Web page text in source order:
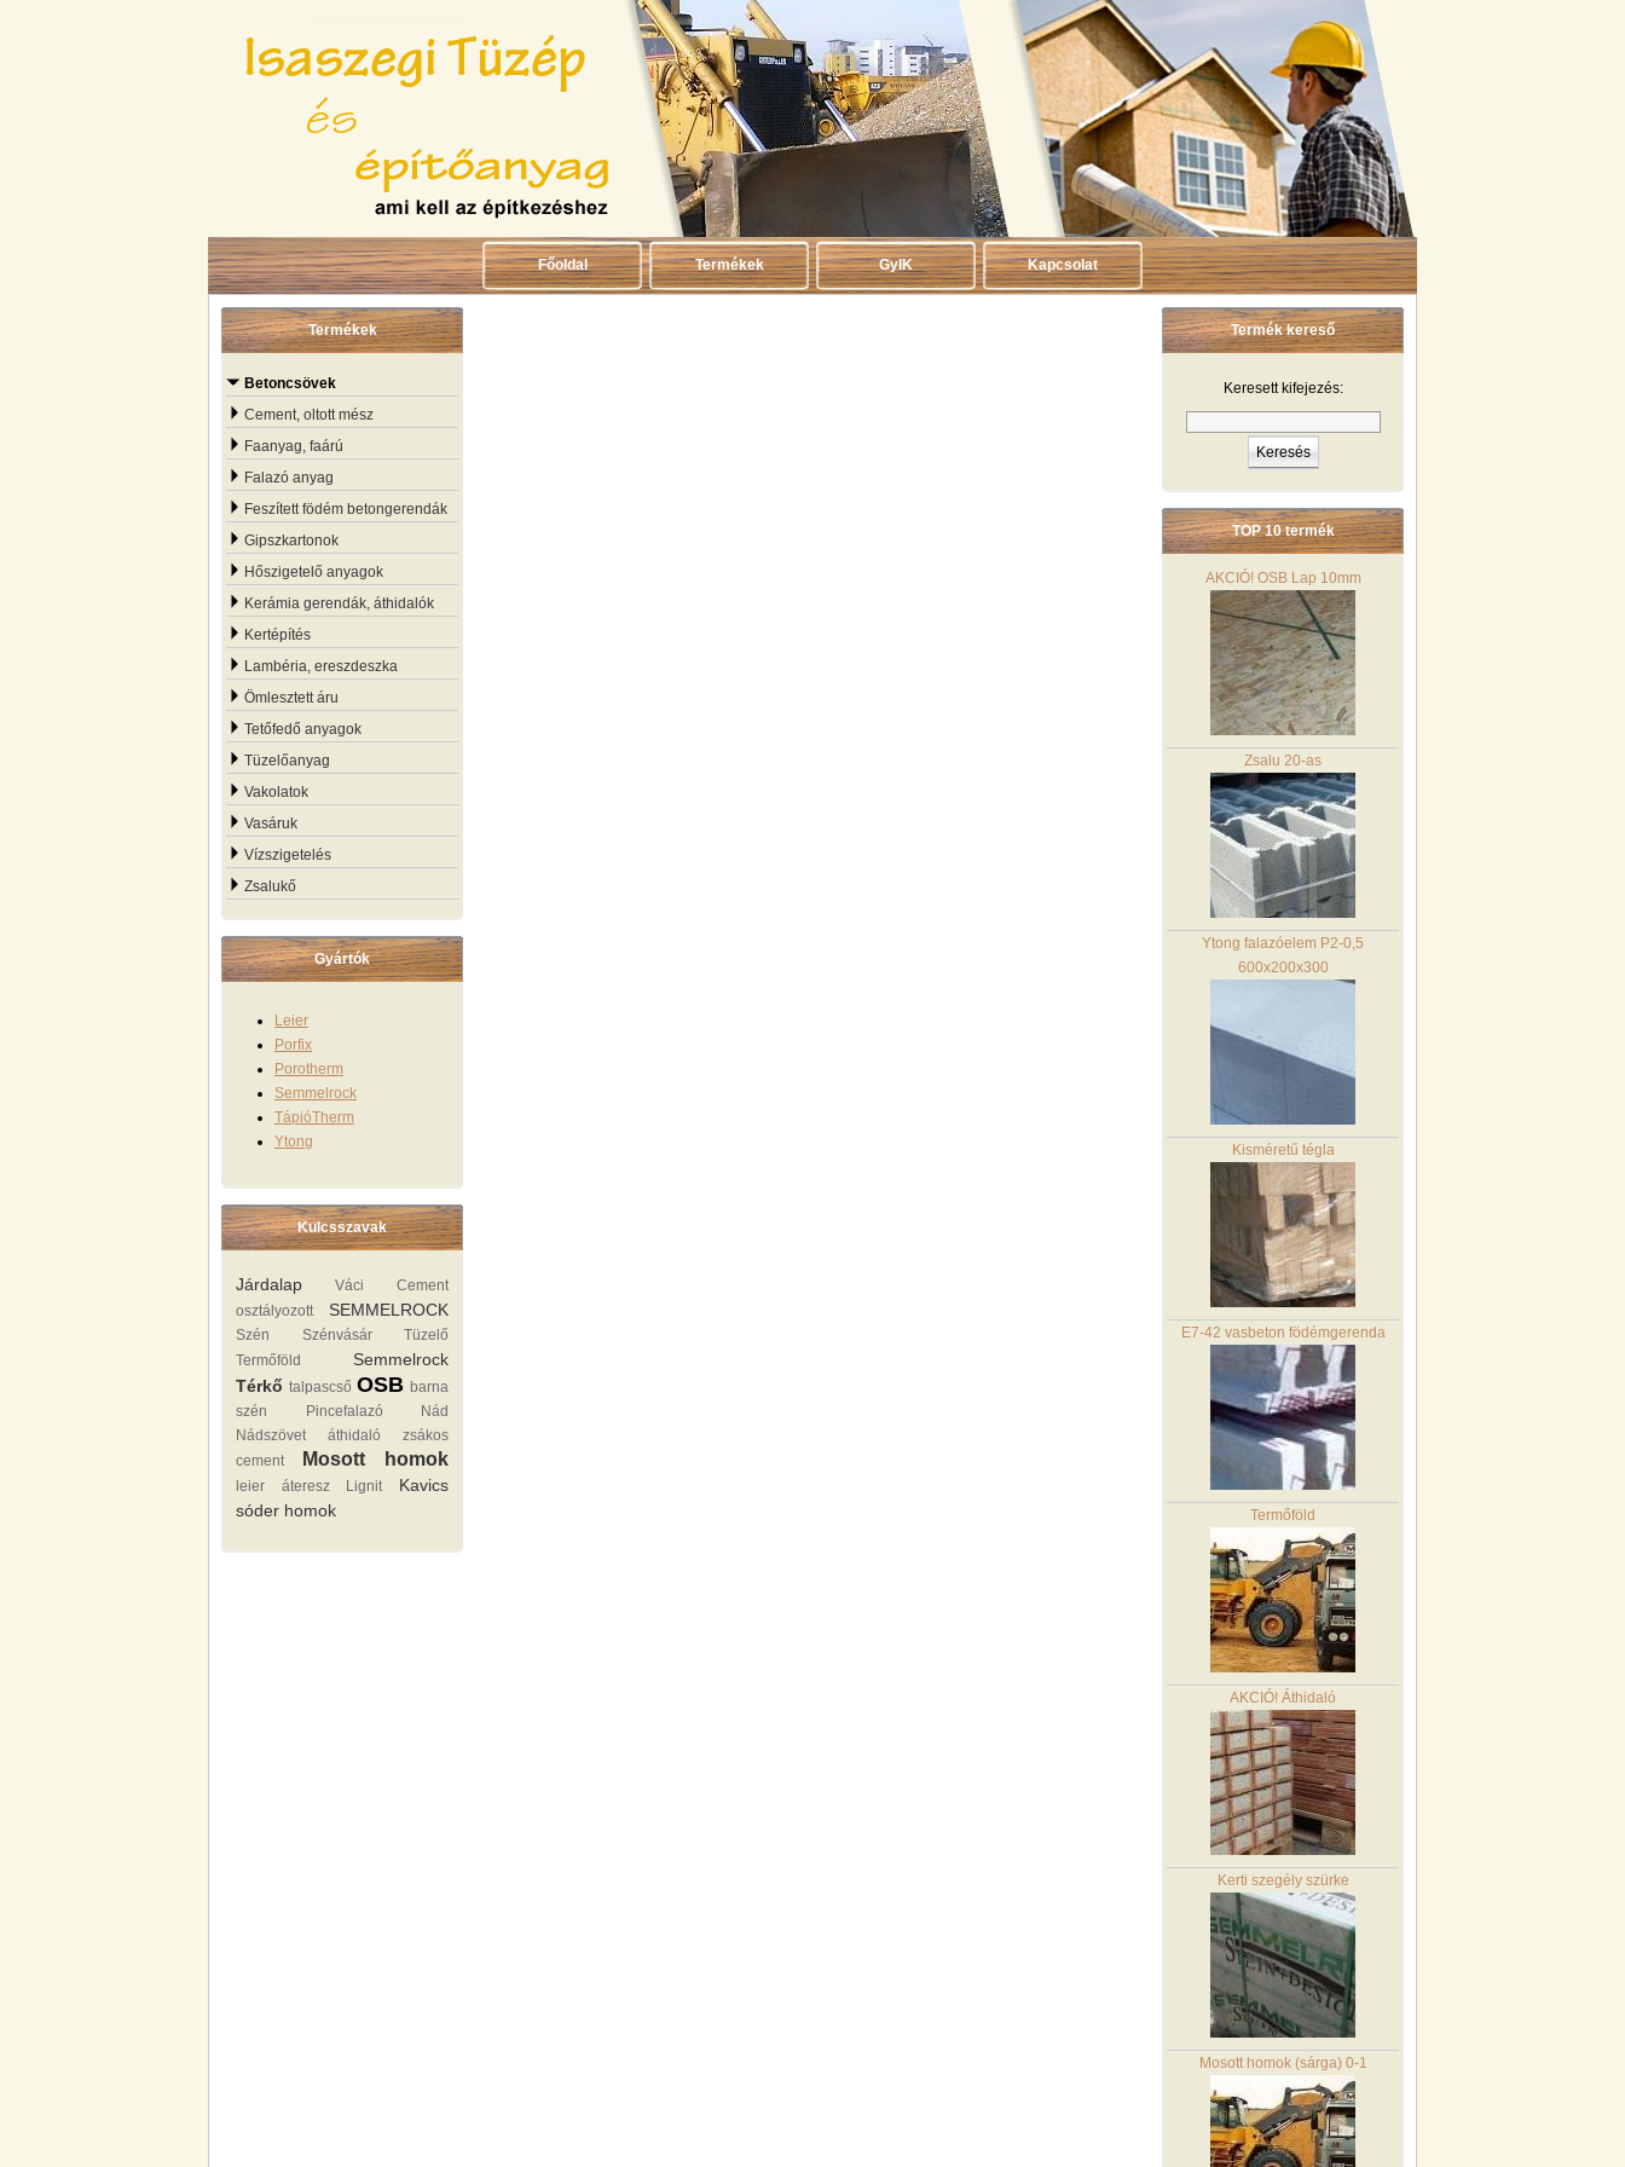
Főoldal Termékek GyIK Kapcsolat
Termékek
Betoncsövek
Cement, oltott mész
Faanyag, faárú
Falazó anyag
Feszített födém betongerendák
Gipszkartonok
Hőszigetelő anyagok
Kerámia gerendák, áthidalók
Kertépítés
Lambéria, ereszdeszka
Ömlesztett áru
Tetőfedő anyagok
Tüzelőanyag
Vakolatok
Vasáruk
Vízszigetelés
Zsalukő
Gyártók
Leier
Porfix
Porotherm
Semmelrock
TápióTherm
Ytong
Kulcsszavak
Járdalap
Váci Cement
osztályozott
SEMMELROCK
Szén Szénvásár Tüzelő
Termőföld
Semmelrock
Térkő talpascső OSB barna
szén
Pincefalazó
Nád
Nádszövet
áthidaló
zsákos
cement
Mosott homok
leier áteresz Lignit
Kavics
sóder homok
Termék kereső
Keresett kifejezés:
TOP 10 termék
AKCIÓ! OSB Lap 10mm
Zsalu 20-as
Ytong falazóelem P2-0,5
600x200x300
Kisméretű tégla
E7-42 vasbeton födémgerenda
Termőföld
AKCIÓ! Áthidaló
Kerti szegély szürke
Mosott homok (sárga) 0-1